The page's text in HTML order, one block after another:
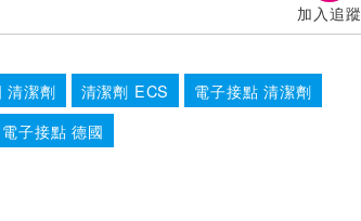
加入追蹤
清潔劑 清潔劑 ECS
電子接點 清潔劑
電子接點 德國